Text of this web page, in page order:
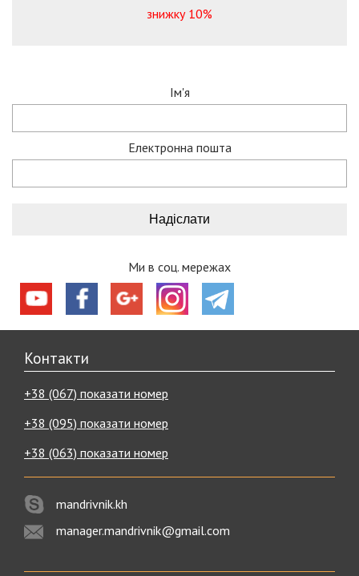
знижку 10%
Ім'я
Електронна пошта
Ми в соц. мережах
Контакти
+38 (067) показати номер
+38 (095) показати номер
+38 (063) показати номер
mandrivnik.kh
manager.mandrivnik@gmail.com